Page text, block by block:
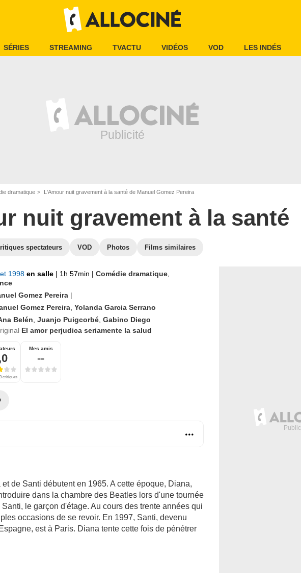
SÉRIES STREAMING TVACTU VIDÉOS VOD LES INDÉS
dramatique L'Amour nuit gravement à la santé de Manuel Gomez Pereira
nuit gravement à la santé
spectateurs VOD Photos Films similaires
1998 en salle | 1h 57min | Comédie dramatique
Gomez Pereira
Gomez Pereira Yolanda Garcia Serrano
Belén Juanjo Puigcorbé Gabino Diego
El amor perjudica seriamente la salud
critiques
Mes amis
--
de Santi débutent en 1965. A cette époque, Diana,
dans la chambre des Beatles lors d'une tournée
le garçon d'étage. Au cours des trente années qui
occasions de se revoir. En 1997, Santi, devenu
est à Paris. Diana tente cette fois de pénétrer